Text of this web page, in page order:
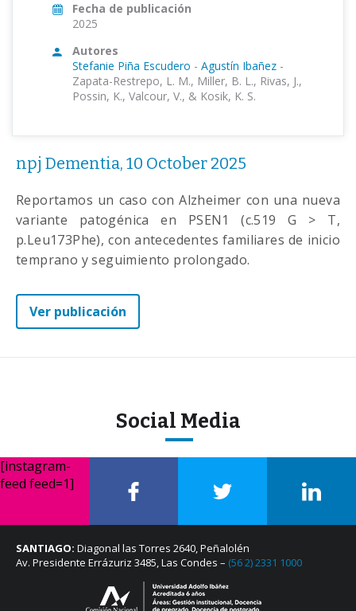
Fecha de publicación
2025
Autores
Stefanie Piña Escudero - Agustín Ibañez -
Zapata-Restrepo, L. M., Miller, B. L., Rivas, J.,
Possin, K., Valcour, V., & Kosik, K. S.
npj Dementia, 10 October 2025
Reportamos un caso con Alzheimer con una nueva
variante patogénica en PSEN1 (c.519 G > T,
p.Leu173Phe), con antecedentes familiares de inicio
temprano y seguimiento prolongado.
Ver publicación
Social Media
[instagram-
feed feed=1]
SANTIAGO: Diagonal las Torres 2640, Peñalolén
Av. Presidente Errázuriz 3485, Las Condes – (56 2) 2331 1000